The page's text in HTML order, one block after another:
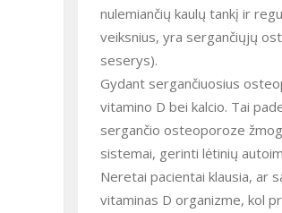
nulemiančių kaulų tankį ir
veiksnius, yra sergančiųjų
seserys).
Gydant sergančiuosius
vitamino D bei kalcio. Tai
sergančio osteoporoze
sistemai, gerinti lėtinių
Neretai pacientai klausia, ar
vitaminas D organizme, kol